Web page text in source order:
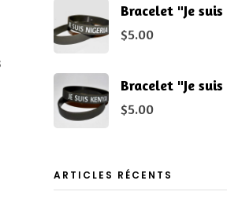
Bracelet "Je
$5.00
Bracelet "Je
$5.00
ARTICLES RÉCENTS